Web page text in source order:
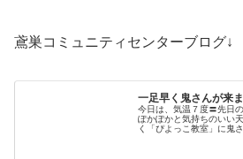
鳶巣コミュニティセンターブログ↓
一足早く鬼さんが来
今日は、気温７度〓先日
ぽかぽかと気持ちのいい天気木
く「ぴよっこ教室」に鬼